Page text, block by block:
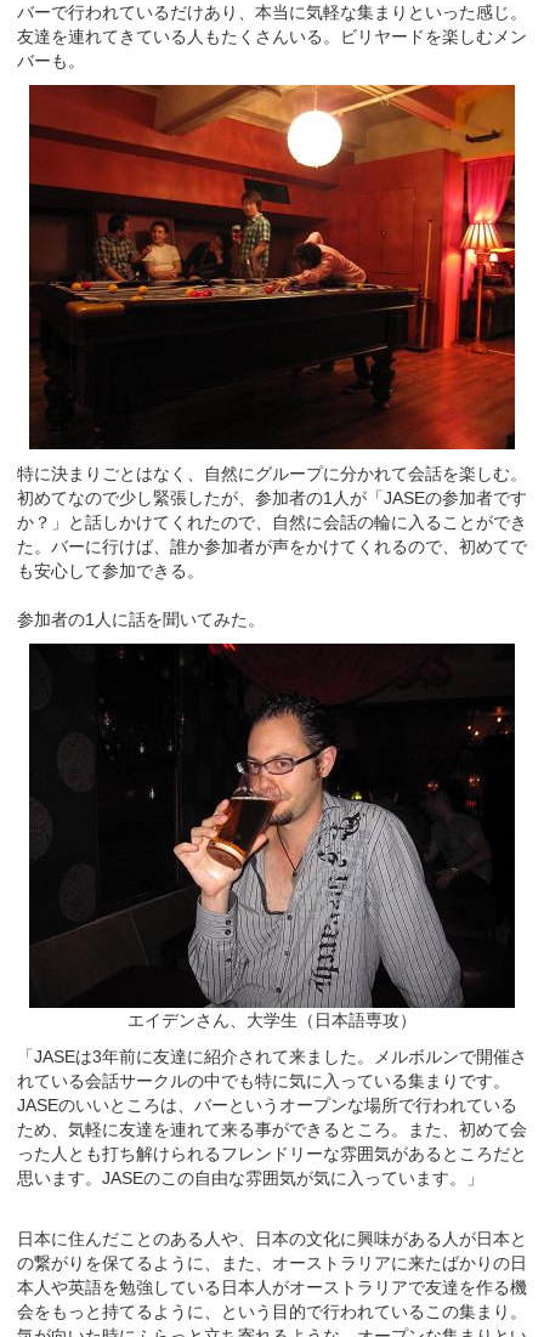
バーで行われているだけあり、本当に気軽な集まりといった感じ。
友達を連れてきている人もたくさんいる。ビリヤードを楽しむメン
バーも。
特に決まりごとはなく、自然にグループに分かれて会話を楽しむ。
初めてなので少し緊張したが、参加者の1人が「JASEの参加者です
か？」と話しかけてくれたので、自然に会話の輪に入ることができ
た。バーに行けば、誰か参加者が声をかけてくれるので、初めてで
も安心して参加できる。
参加者の1人に話を聞いてみた。
エイデンさん、大学生（日本語専攻）
「JASEは3年前に友達に紹介されて来ました。メルボルンで開催さ
れている会話サークルの中でも特に気に入っている集まりです。
JASEのいいところは、バーというオープンな場所で行われている
ため、気軽に友達を連れて来る事ができるところ。また、初めて会
った人とも打ち解けられるフレンドリーな雰囲気があるところだと
思います。JASEのこの自由な雰囲気が気に入っています。」
日本に住んだことのある人や、日本の文化に興味がある人が日本と
の繋がりを保てるように、また、オーストラリアに来たばかりの日
本人や英語を勉強している日本人がオーストラリアで友達を作る機
会をもっと持てるように、という目的で行われているこの集まり。